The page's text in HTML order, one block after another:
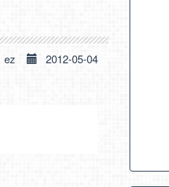
ez
2012-05-04